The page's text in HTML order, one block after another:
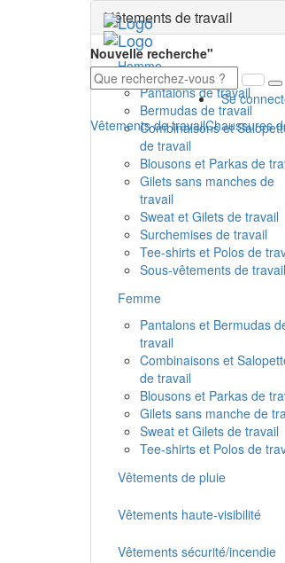
Nouvelle recherche"
Se
Vêtements de travailChaussures
Vêtements de travail
Homme
Pantalons de travail
Bermudas de travail
Combinaisons et
de travail
Blousons et Parkas de
Gilets sans manches de
travail
Sweat et Gilets de travail
Surchemises de travail
Tee-shirts et Polos de
Sous-vêtements de travail
Femme
Pantalons et Bermudas
travail
Combinaisons et
de travail
Blousons et Parkas de
Gilets sans manche de
Sweat et Gilets de travail
Tee-shirts et Polos de
Vêtements de pluie
Vêtements haute-visibilité
Vêtements sécurité/incendie